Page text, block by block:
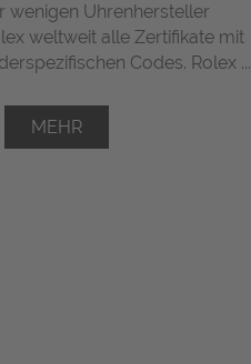
wenigen Uhrenhersteller
weltweit alle Zertifikate mit
Codes. Rolex ...
MEHR